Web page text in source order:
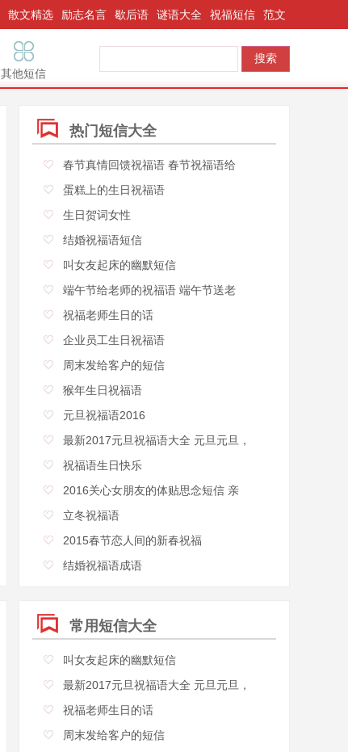
散文精选 励志名言 歇后语 谜语大全 祝福短信 范文
其他短信
热门短信大全
春节真情回馈祝福语 春节祝福语给
蛋糕上的生日祝福语
生日贺词女性
结婚祝福语短信
叫女友起床的幽默短信
端午节给老师的祝福语 端午节送老
祝福老师生日的话
企业员工生日祝福语
周末发给客户的短信
猴年生日祝福语
元旦祝福语2016
最新2017元旦祝福语大全 元旦元旦，
祝福语生日快乐
2016关心女朋友的体贴思念短信 亲
立冬祝福语
2015春节恋人间的新春祝福
结婚祝福语成语
常用短信大全
叫女友起床的幽默短信
最新2017元旦祝福语大全 元旦元旦，
祝福老师生日的话
周末发给客户的短信